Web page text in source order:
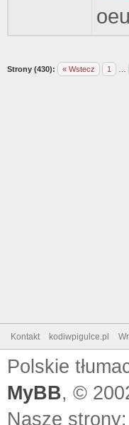
Strony (430): « Wstecz 1
Kontakt kodiwpigulce.pl
Polskie
MyBB, ©
Nasze strony: